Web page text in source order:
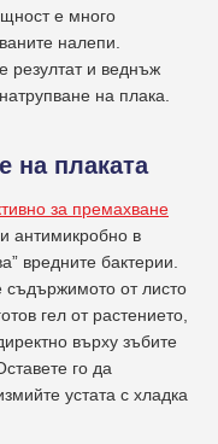
е много
налепи.
резултат и веднъж
на плака.
на плаката
за премахване
и антимикробно в
вредните бактерии.
съдържимото от листо
гел от растението,
върху зъбите
го да
устата с хладка